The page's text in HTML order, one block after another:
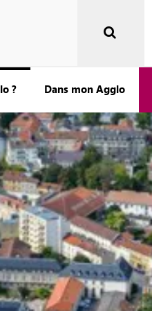
? Dans mon Agglo